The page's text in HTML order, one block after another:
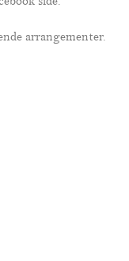
arrangementer.